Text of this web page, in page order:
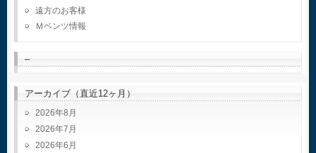
遠方のお客様
Ｍベンツ情報
–
アーカイブ（直近12ヶ月）
2026年8月
2026年7月
2026年6月